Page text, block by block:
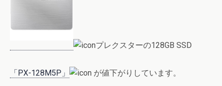
プレクスターの128GB SSD
「PX-128M5P」 が値下がりしています。